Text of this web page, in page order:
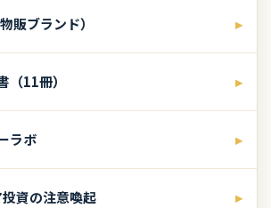
販ブランド） ▸
（11冊） ▸
ラボ ▸
資の注意喚起 ▸